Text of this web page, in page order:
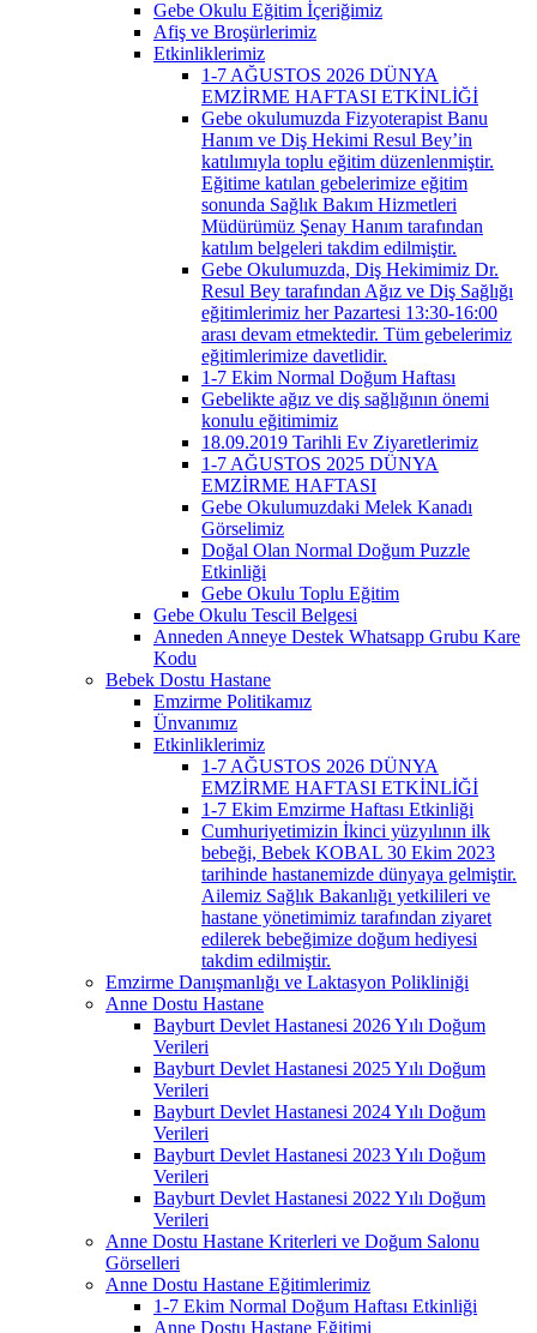
Gebe Okulu Eğitim İçeriğimiz
Afiş ve Broşürlerimiz
Etkinliklerimiz
1-7 AĞUSTOS 2026 DÜNYA
EMZİRME HAFTASI ETKİNLİĞİ
Gebe okulumuzda Fizyoterapist Banu
Hanım ve Diş Hekimi Resul Bey’in
katılımıyla toplu eğitim düzenlenmiştir.
Eğitime katılan gebelerimize eğitim
sonunda Sağlık Bakım Hizmetleri
Müdürümüz Şenay Hanım tarafından
katılım belgeleri takdim edilmiştir.
Gebe Okulumuzda, Diş Hekimimiz Dr.
Resul Bey tarafından Ağız ve Diş Sağlığı
eğitimlerimiz her Pazartesi 13:30-16:00
arası devam etmektedir. Tüm gebelerimiz
eğitimlerimize davetlidir.
1-7 Ekim Normal Doğum Haftası
Gebelikte ağız ve diş sağlığının önemi
konulu eğitimimiz
18.09.2019 Tarihli Ev Ziyaretlerimiz
1-7 AĞUSTOS 2025 DÜNYA
EMZİRME HAFTASI
Gebe Okulumuzdaki Melek Kanadı
Görselimiz
Doğal Olan Normal Doğum Puzzle
Etkinliği
Gebe Okulu Toplu Eğitim
Gebe Okulu Tescil Belgesi
Anneden Anneye Destek Whatsapp Grubu Kare
Kodu
Bebek Dostu Hastane
Emzirme Politikamız
Ünvanımız
Etkinliklerimiz
1-7 AĞUSTOS 2026 DÜNYA
EMZİRME HAFTASI ETKİNLİĞİ
1-7 Ekim Emzirme Haftası Etkinliği
Cumhuriyetimizin İkinci yüzyılının ilk
bebeği, Bebek KOBAL 30 Ekim 2023
tarihinde hastanemizde dünyaya gelmiştir.
Ailemiz Sağlık Bakanlığı yetkilileri ve
hastane yönetimimiz tarafından ziyaret
edilerek bebeğimize doğum hediyesi
takdim edilmiştir.
Emzirme Danışmanlığı ve Laktasyon Polikliniği
Anne Dostu Hastane
Bayburt Devlet Hastanesi 2026 Yılı Doğum
Verileri
Bayburt Devlet Hastanesi 2025 Yılı Doğum
Verileri
Bayburt Devlet Hastanesi 2024 Yılı Doğum
Verileri
Bayburt Devlet Hastanesi 2023 Yılı Doğum
Verileri
Bayburt Devlet Hastanesi 2022 Yılı Doğum
Verileri
Anne Dostu Hastane Kriterleri ve Doğum Salonu
Görselleri
Anne Dostu Hastane Eğitimlerimiz
1-7 Ekim Normal Doğum Haftası Etkinliği
Anne Dostu Hastane Eğitimi